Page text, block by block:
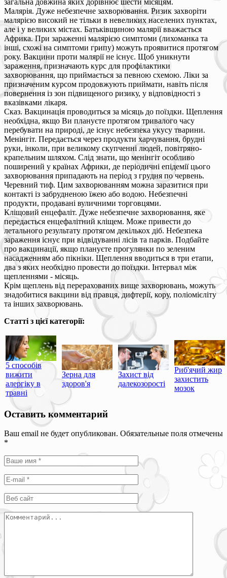
Малярія. Дуже небезпечне захворювання. Ризик захворіти
малярією високий не тільки в невеликих населених пунктах,
але і у великих містах. Батьківщиною малярії вважається
Африка. При зараженні малярією симптоми (лихоманка та
інші, схожі на симптоми грипу) можуть проявитися протягом
року. Вакцини проти малярії не існує. Щоб уникнути
зараження, призначають курс для профілактики
захворювання, що приймається за певною схемою. Ліки за
призначеним курсом продовжують приймати, навіть після
повернення із зон підвищеного ризику, у відповідності з
вказівками лікаря.
Сказ. Вакцинація проводиться за місяць до поїздки. Щеплення
необхідна, якщо Ви плануєте протягом тривалого часу
перебувати на природі, де існує небезпека укусу тварини.
Менінгіт. Передається через продукти харчування, брудні
руки, інколи, при великому скупченні людей, повітряно-
крапельним шляхом. Слід знати, що менінгіт особливо
поширений у країнах Африки, де періодичні епідемії цього
захворювання припадають на період з грудня по червень.
Черевний тиф. Цим захворюванням можна заразитися при
контакті із забрудненою їжею або водою. Небезпечні
продукти, продавані вуличними торговцями.
Кліщовий енцефаліт. Дуже небезпечне захворювання, яке
передається енцефалітний кліщем. Може привести до
летального результату протягом декількох діб. Небезпека
зараження існує при відвідуванні лісів та парків. Подбайте
про вакцинації, якщо плануєте прогулянки по зеленим
насадженням або пікніки. Щеплення вводиться в три етапи,
два з яких необхідно провести до поїздки. Інтервал між
щепленнями - місяць.
Крім щеплень від перерахованих вище захворювань, можуть
знадобитися вакцини від правця, дифтерії, кору, поліомієліту
та інших захворювань.
Статті з цієї категорії:
5 способів
вижити
алергіку в
травні
Зерна для
здоров'я
Захист від
далекозорості
Риб'ячий жир
захистить
мозок
Оставить комментарий
Ваш email не будет опубликован. Обязательные поля отмечены
*